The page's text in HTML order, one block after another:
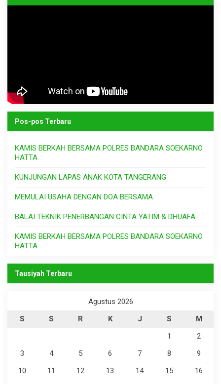
Pos-pos Terbaru
KAMIS BERKAH BERSAMA POLRES BANDARA SOEKARNO
HATTA
KUNJUNGAN LAPAS ANAK KOTA TANGERANG
MEMULAI USAHA DENGAN DOA BERSAMA
BALAI TEKNIK PENERBANGAN CINTA YATIM & DHUAFA
KAMIS BERKAH BERSAMA POLRES BANDARA SOEKARNO
HATTA
Tausiyah Terbaru
Agustus 2026
S
S R K J S
M
1
2
3
4 5 6 7 8
9
10
11 12 13 14 15
16